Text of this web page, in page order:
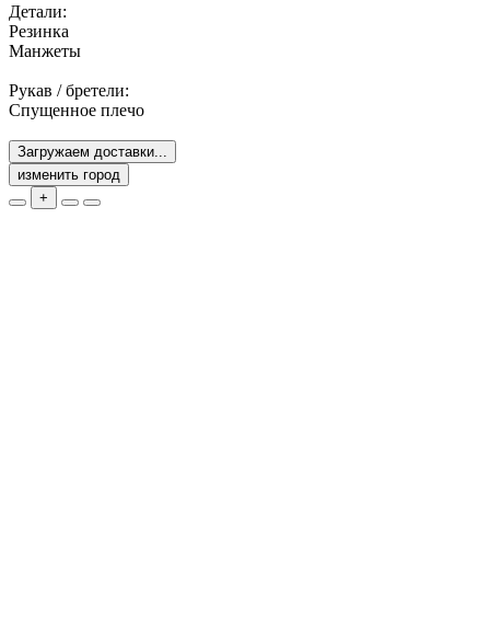
Детали:
Резинка
Манжеты
Рукав / бретели:
Спущенное плечо
Загружаем доставки...
изменить город
+